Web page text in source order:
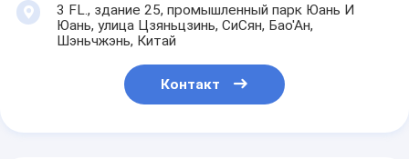
3 FL., здание 25, промышленный парк Юань И
Юань, улица Цзяньцзинь, СиСян, Бао'Ан,
Шэньчжэнь, Китай
Контакт